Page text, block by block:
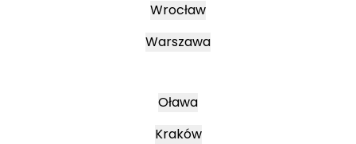
Wrocław
Warszawa
Oława
Kraków